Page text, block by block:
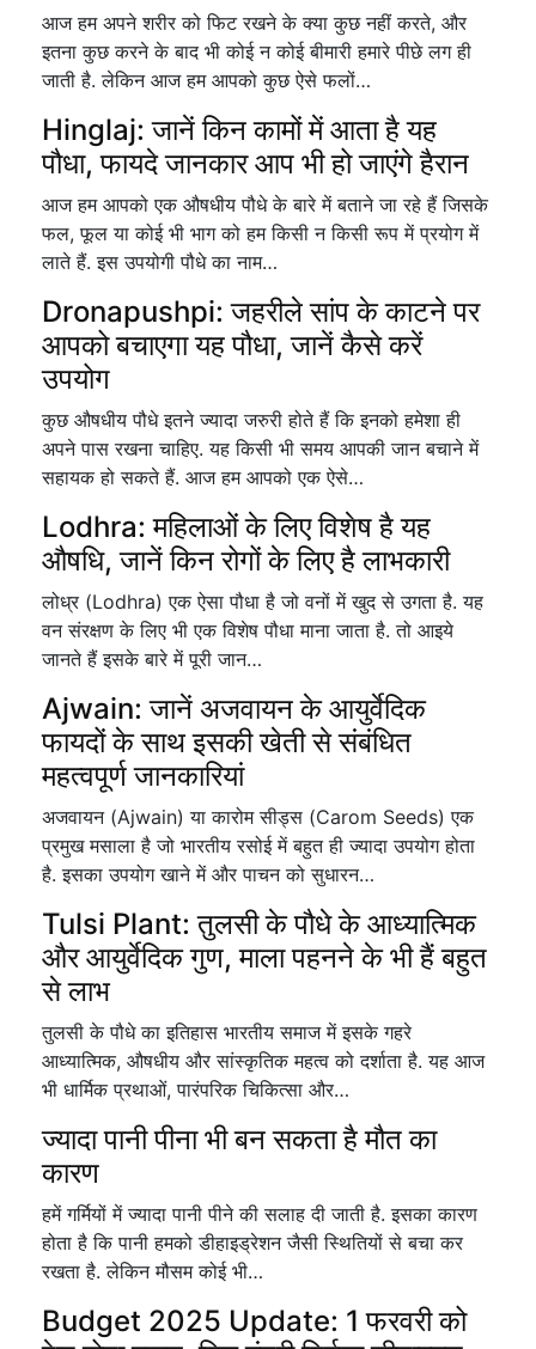
आज हम अपने शरीर को फिट रखने के क्या कुछ नहीं करते, और
इतना कुछ करने के बाद भी कोई न कोई बीमारी हमारे पीछे लग ही
जाती है. लेकिन आज हम आपको कुछ ऐसे फलों…
Hinglaj: जानें किन कामों में आता है यह
पौधा, फायदे जानकार आप भी हो जाएंगे हैरान
आज हम आपको एक औषधीय पौधे के बारे में बताने जा रहे हैं जिसके
फल, फूल या कोई भी भाग को हम किसी न किसी रूप में प्रयोग में
लाते हैं. इस उपयोगी पौधे का नाम…
Dronapushpi: जहरीले सांप के काटने पर
आपको बचाएगा यह पौधा, जानें कैसे करें
उपयोग
कुछ औषधीय पौधे इतने ज्यादा जरुरी होते हैं कि इनको हमेशा ही
अपने पास रखना चाहिए. यह किसी भी समय आपकी जान बचाने में
सहायक हो सकते हैं. आज हम आपको एक ऐसे…
Lodhra: महिलाओं के लिए विशेष है यह
औषधि, जानें किन रोगों के लिए है लाभकारी
लोध्र (Lodhra) एक ऐसा पौधा है जो वनों में खुद से उगता है. यह
वन संरक्षण के लिए भी एक विशेष पौधा माना जाता है. तो आइये
जानते हैं इसके बारे में पूरी जान…
Ajwain: जानें अजवायन के आयुर्वेदिक
फायदों के साथ इसकी खेती से संबंधित
महत्वपूर्ण जानकारियां
अजवायन (Ajwain) या कारोम सीड्स (Carom Seeds) एक
प्रमुख मसाला है जो भारतीय रसोई में बहुत ही ज्यादा उपयोग होता
है. इसका उपयोग खाने में और पाचन को सुधारन…
Tulsi Plant: तुलसी के पौधे के आध्यात्मिक
और आयुर्वेदिक गुण, माला पहनने के भी हैं बहुत
से लाभ
तुलसी के पौधे का इतिहास भारतीय समाज में इसके गहरे
आध्यात्मिक, औषधीय और सांस्कृतिक महत्व को दर्शाता है. यह आज
भी धार्मिक प्रथाओं, पारंपरिक चिकित्सा और…
ज्यादा पानी पीना भी बन सकता है मौत का
कारण
हमें गर्मियों में ज्यादा पानी पीने की सलाह दी जाती है. इसका कारण
होता है कि पानी हमको डीहाइड्रेशन जैसी स्थितियों से बचा कर
रखता है. लेकिन मौसम कोई भी…
Budget 2025 Update: 1 फरवरी को